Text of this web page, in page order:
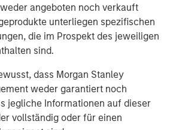
angeboten noch verkauft
unterliegen spezifischen
die im Prospekt des jeweiligen
sind.
dass Morgan Stanley
weder garantiert noch
jegliche Informationen auf dieser
vollständig oder für einen
Ecwid and NuORDER, Lightspeed
thread uniting merchants,
a transformation we believe
retailers to adapt to the new world
Dasilva, Founder and CEO of
reopen and business creation
to embolden entrepreneurs with
to simplify their operations and scale